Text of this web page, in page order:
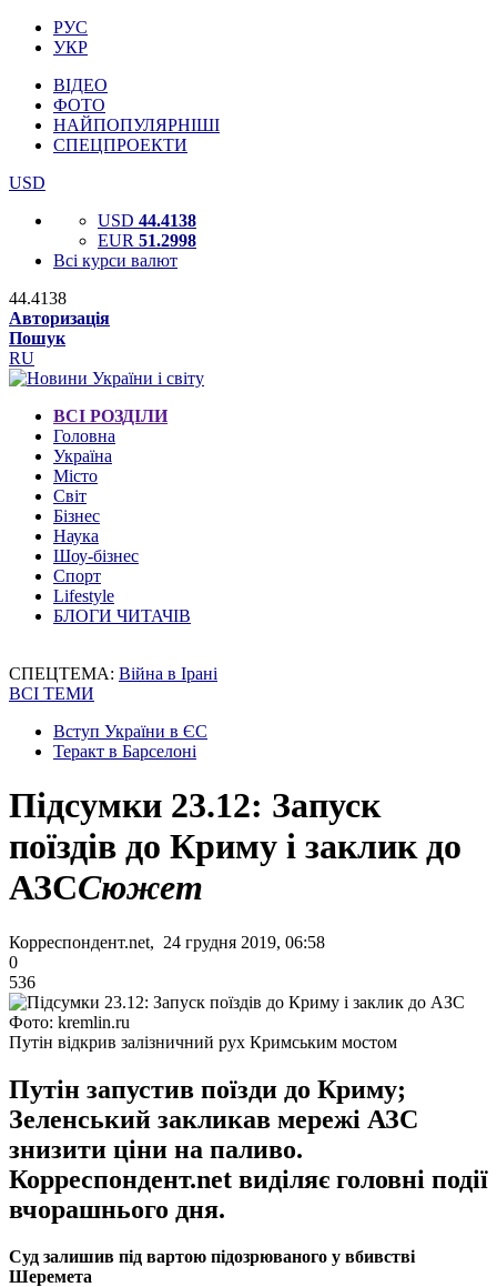
РУС
УКР
ВІДЕО
ФОТО
НАЙПОПУЛЯРНІШІ
СПЕЦПРОЕКТИ
USD
USD 44.4138
EUR 51.2998
Всі курси валют
44.4138
Авторизація
Пошук
RU
ВСІ РОЗДІЛИ
Головна
Україна
Місто
Світ
Бізнес
Наука
Шоу-бізнес
Спорт
Lifestyle
БЛОГИ ЧИТАЧІВ
СПЕЦТЕМА: Війна в Ірані
ВСІ ТЕМИ
Вступ України в ЄС
Теракт в Барселоні
Підсумки 23.12: Запуск
поїздів до Криму і заклик до
АЗССюжет
Корреспондент.net, 24 грудня 2019, 06:58
0
536
Фото: kremlin.ru
Путін відкрив залізничний рух Кримським мостом
Путін запустив поїзди до Криму;
Зеленський закликав мережі АЗС
знизити ціни на паливо.
Корреспондент.net виділяє головні події
вчорашнього дня.
Суд залишив під вартою підозрюваного у вбивстві
Шеремета